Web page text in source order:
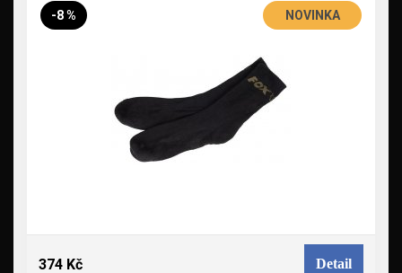
-8 % NOVINKA
374 Kč Detail